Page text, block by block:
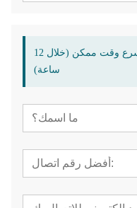
الحصول على آخر سعر؟ سنرد في أسرع وقت ممكن (خلال 12
ساعة)